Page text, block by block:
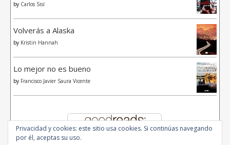
by Carlos Sisí
Volverás a Alaska
by Kristin Hannah
Lo mejor no es bueno
by Francisco Javier Saura Vicente
Privacidad y cookies: este sitio usa cookies. Si continúas navegando
por él, aceptas su uso.